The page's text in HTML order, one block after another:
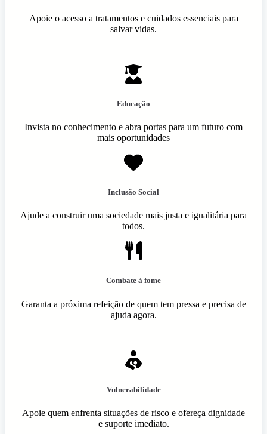
Apoie o acesso a tratamentos e cuidados essenciais para
salvar vidas.
Educação
Invista no conhecimento e abra portas para um futuro com
mais oportunidades
Inclusão Social
Ajude a construir uma sociedade mais justa e igualitária para
todos.
Combate à fome
Garanta a próxima refeição de quem tem pressa e precisa de
ajuda agora.
Vulnerabilidade
Apoie quem enfrenta situações de risco e ofereça dignidade
e suporte imediato.